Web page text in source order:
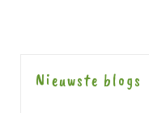
Nieuwste blogs